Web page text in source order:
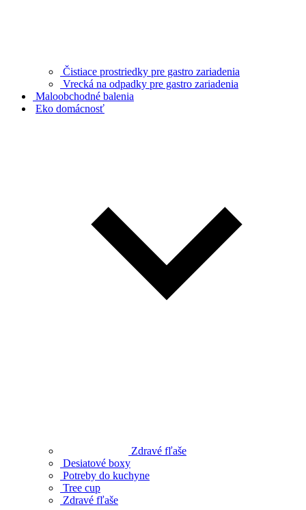
Čistiace prostriedky pre gastro zariadenia
Vrecká na odpadky pre gastro zariadenia
Maloobchodné balenia
Eko domácnosť
Zdravé fľaše
Desiatové boxy
Potreby do kuchyne
Tree cup
Zdravé fľaše